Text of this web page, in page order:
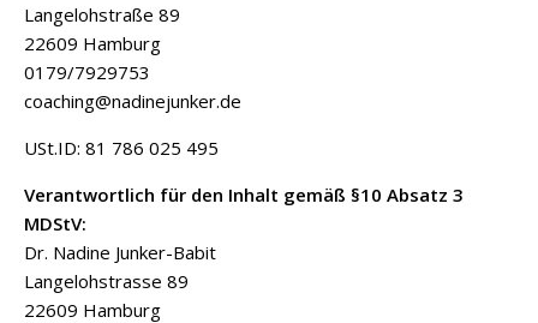
Langelohstraße 89
22609 Hamburg
0179/7929753
coaching@nadinejunker.de
USt.ID: 81 786 025 495
Verantwortlich für den Inhalt gemäß §10 Absatz 3
MDStV:
Dr. Nadine Junker-Babit
Langelohstrasse 89
22609 Hamburg